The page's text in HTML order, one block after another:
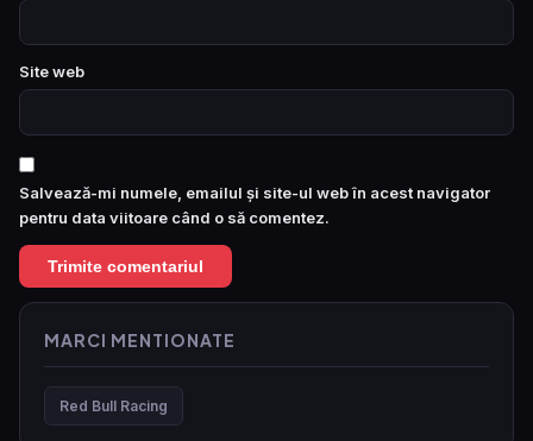
Site web
Salvează-mi numele, emailul și site-ul web în acest navigator
pentru data viitoare când o să comentez.
MARCI MENTIONATE
Red Bull Racing